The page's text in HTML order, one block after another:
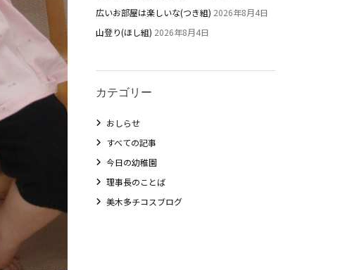
広いお部屋は楽しいな(つき組) 2026年8月4日
山登り(ほし組) 2026年8月4日
カテゴリー
おしらせ
すべての記事
今日の幼稚園
理事長のことば
美木多チコスブログ